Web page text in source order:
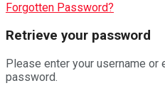
Forgotten Password?
Retrieve your password
Please enter your username
password.